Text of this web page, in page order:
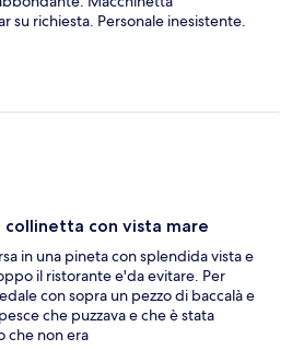
su richiesta. Personale inesistente.
collinetta con vista mare
in una pineta con splendida vista e
il ristorante e'da evitare. Per
con sopra un pezzo di baccalà e
che puzzava e che è stata
che non era